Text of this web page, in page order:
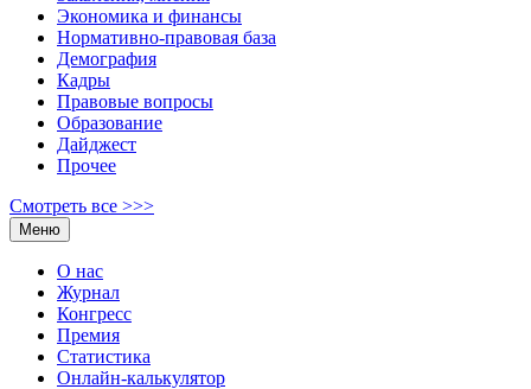
Экономика и финансы
Нормативно-правовая база
Демография
Кадры
Правовые вопросы
Образование
Дайджест
Прочее
Смотреть все >>>
Меню
О нас
Журнал
Конгресс
Премия
Статистика
Онлайн-калькулятор